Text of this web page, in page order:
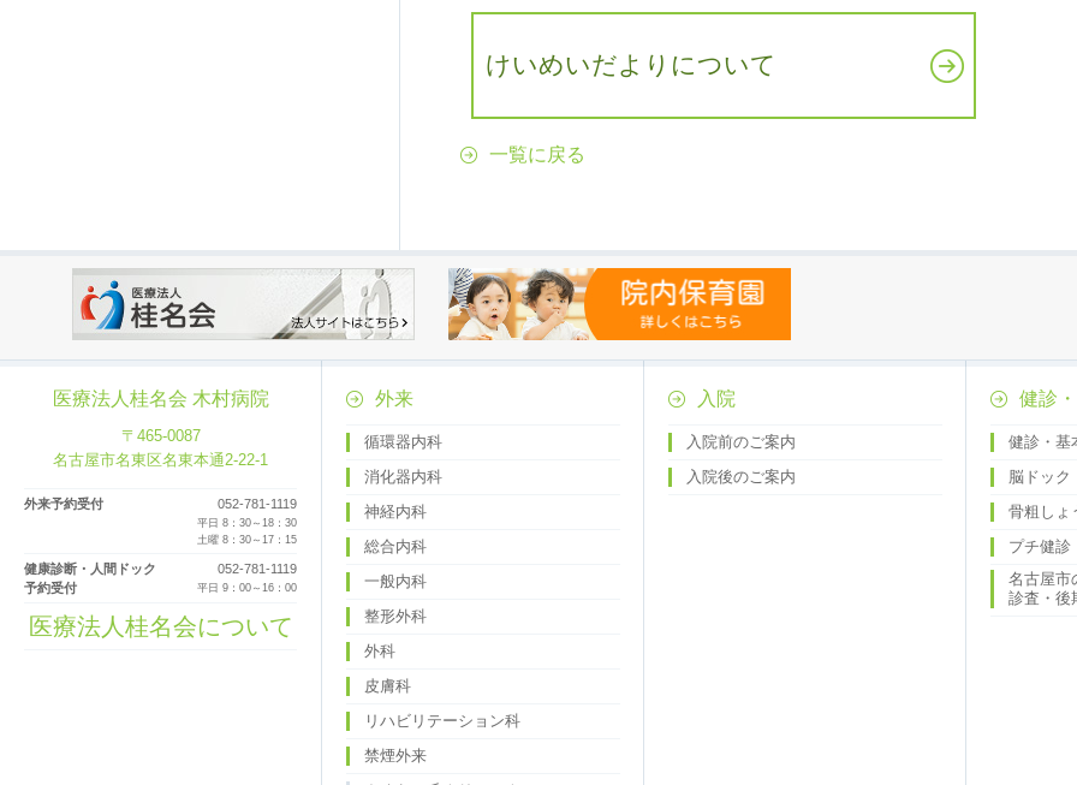
けいめいだよりについて
一覧に戻る
医療法人桂名会 木村病院
〒465-0087
名古屋市名東区名東本通2-22-1
外来予約受付 052-781-1119
平日 8：30～18：30
土曜 8：30～17：15
健康診断・人間ドック
予約受付
052-781-1119
平日 9：00～16：00
医療法人桂名会について
外来
循環器内科
消化器内科
神経内科
総合内科
一般内科
整形外科
外科
皮膚科
リハビリテーション科
禁煙外来
入院
入院前のご案内
入院後のご案内
健診
健診・基
脳ドック
骨粗しょ
プチ健診
名古屋市
診査・後